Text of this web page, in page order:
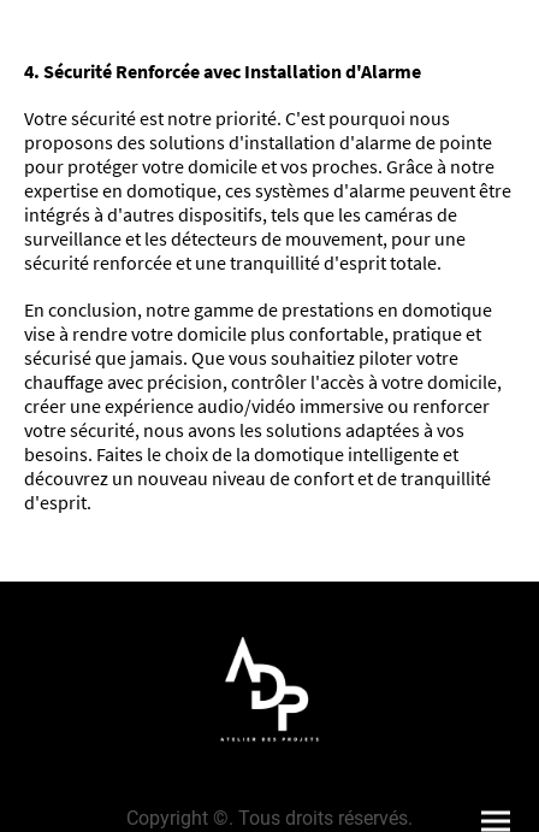
4. Sécurité Renforcée avec Installation d'Alarme
Votre sécurité est notre priorité. C'est pourquoi nous
proposons des solutions d'installation d'alarme de pointe
pour protéger votre domicile et vos proches. Grâce à notre
expertise en domotique, ces systèmes d'alarme peuvent être
intégrés à d'autres dispositifs, tels que les caméras de
surveillance et les détecteurs de mouvement, pour une
sécurité renforcée et une tranquillité d'esprit totale.
En conclusion, notre gamme de prestations en domotique
vise à rendre votre domicile plus confortable, pratique et
sécurisé que jamais. Que vous souhaitiez piloter votre
chauffage avec précision, contrôler l'accès à votre domicile,
créer une expérience audio/vidéo immersive ou renforcer
votre sécurité, nous avons les solutions adaptées à vos
besoins. Faites le choix de la domotique intelligente et
découvrez un nouveau niveau de confort et de tranquillité
d'esprit.
Copyright ©. Tous droits réservés.